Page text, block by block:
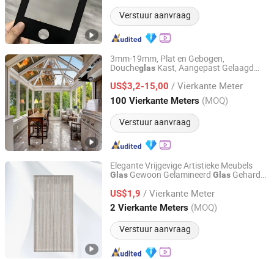
Verstuur aanvraag
3mm-19mm, Plat en Gebogen,
Doucheglas Kast, Aangepast Gelaagd
Kweekkas, Veiligheidsglas
US$3,2-15,00 / Vierkante Meter
100 Vierkante Meters (MOQ)
Verstuur aanvraag
C&D (Qingdao) Co., Ltd.
Shandong, China Sinds 2022
Elegante Vrijgevige Artistieke Meubels
Glas Gewoon Gelamineerd Glas Gehard
RuimteverdelingGlas Plaatglas
US$1,9 / Vierkante Meter
2 Vierkante Meters (MOQ)
Verstuur aanvraag
Tengzhou Jinyiming Glass Co., Ltd.
Shandong, China Sinds 2025